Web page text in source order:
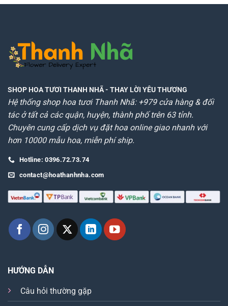
SHOP HOA TƯƠI THANH NHÃ- THAY LỜI YÊU THƯƠNG
Hệ thống shop hoa tươi Thanh Nhã: +979 cửa hàng & đối
tác ở tất cả các quận, huyện, thành phố trên 63 tỉnh.
Chuyên cung cấp dịch vụ đặt hoa online giao nhanh với
hơn 10000 mẫu hoa, miễn phí ship.
Hotline: 0396.72.73.74
contact@hoathanhnha.com
HƯỚNG DẪN
Câu hỏi thường gặp